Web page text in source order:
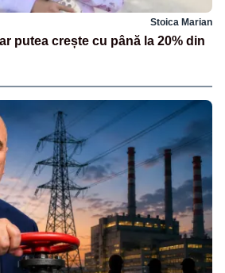
Stoica Marian
putea crește cu până la 20% din